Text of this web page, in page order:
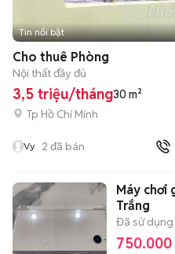
Tin nổi bật
Cho thuê Phòng
Nội thất đầy đủ
3,5 triệu/tháng30 m²
Tp Hồ Chí Minh
Vy 2 đã bán
Máy chơi
Trắng
Đã sử dụng
750.000